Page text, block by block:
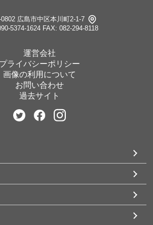
0802 広島市中区本川町2-1-7
5374-1624 FAX: 082-294-8118
運営会社
プライバシーポリシー
画像の利用について
お問い合わせ
過去サイト